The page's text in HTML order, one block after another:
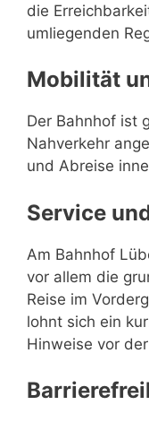
die
umliegenden
Mobilität
Der Bahnhof ist
Nahverkehr
und Abreise
Service
Am Bahnhof
vor allem die
Reise im
lohnt sich ein
Hinweise vor